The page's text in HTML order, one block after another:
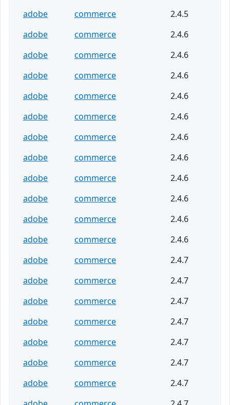
adobe
commerce
2.4.5
adobe
commerce
2.4.6
adobe
commerce
2.4.6
adobe
commerce
2.4.6
adobe
commerce
2.4.6
adobe
commerce
2.4.6
adobe
commerce
2.4.6
adobe
commerce
2.4.6
adobe
commerce
2.4.6
adobe
commerce
2.4.6
adobe
commerce
2.4.6
adobe
commerce
2.4.6
adobe
commerce
2.4.7
adobe
commerce
2.4.7
adobe
commerce
2.4.7
adobe
commerce
2.4.7
adobe
commerce
2.4.7
adobe
commerce
2.4.7
adobe
commerce
2.4.7